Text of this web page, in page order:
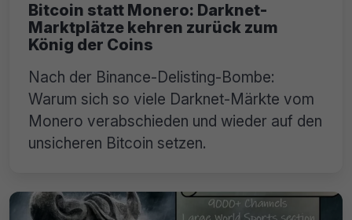
Bitcoin statt Monero: Darknet-
Marktplätze kehren zurück zum
König der Coins
Nach der Binance-Delisting-Bombe:
Warum sich so viele Darknet-Märkte vom
Monero verabschieden und wieder auf den
unsicheren Bitcoin setzen.